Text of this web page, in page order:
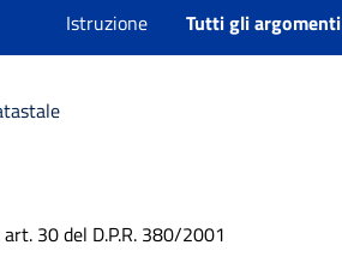
Istruzione Tutti gli argomenti
30 del D.P.R. 380/2001